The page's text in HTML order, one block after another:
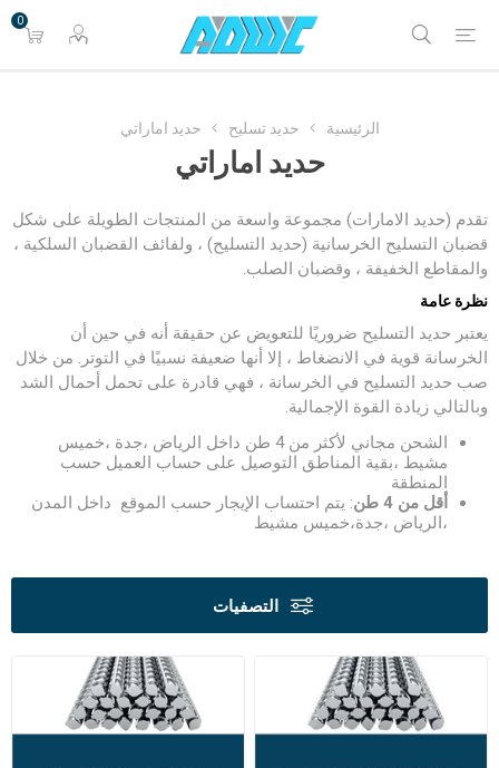
0
الرئيسية حديد تسليح حديد اماراتي
حديد اماراتي
تقدم (حديد الامارات) مجموعة واسعة من المنتجات الطويلة على شكل
قضبان التسليح الخرسانية (حديد التسليح) ، ولفائف القضبان السلكية ،
والمقاطع الخفيفة ، وقضبان الصلب.
نظرة عامة
يعتبر حديد التسليح ضروريًا للتعويض عن حقيقة أنه في حين أن
الخرسانة قوية في الانضغاط ، إلا أنها ضعيفة نسبيًا في التوتر. من خلال
صب حديد التسليح في الخرسانة ، فهي قادرة على تحمل أحمال الشد
وبالتالي زيادة القوة الإجمالية.
الشحن مجاني لأكثر من 4 طن داخل الرياض ،جدة ،خميس
مشيط ،بقية المناطق التوصيل على حساب العميل حسب
المنطقة
أقل من 4 طن
: يتم احتساب الإيجار حسب الموقع داخل المدن
،الرياض ،جدة،خميس مشيط
التصفيات